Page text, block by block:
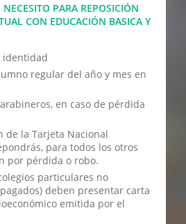
PARA REPOSICIÓN
CON EDUCACIÓN BASICA Y
identidad
regular del año y mes en
en caso de pérdida
de la Tarjeta Nacional
para todos los otros
por pérdida o robo.
particulares no
deben presentar carta
emitida por el